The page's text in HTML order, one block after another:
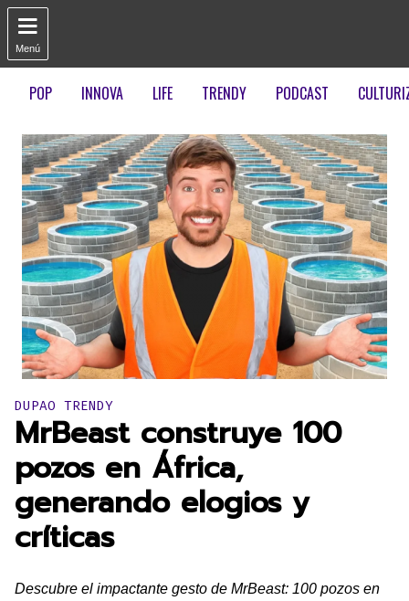

Menú
POP INNOVA LIFE TRENDY PODCAST
Publicado en:
DUPAO TRENDY
MrBeast construye 100
pozos en África,
generando elogios y
críticas
Descubre el impactante gesto de MrBeast: 100 pozos en